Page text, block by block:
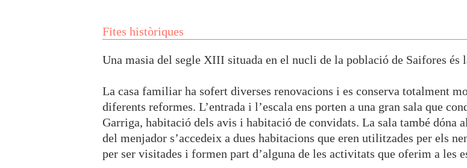
Fites històriques
Una masia del segle XIII situada en el nucli de la població de Saifores és
La casa familiar ha sofert diverses renovacions i es conserva totalment
diferents reformes. L’entrada i l’escala ens porten a una gran sala que
Garriga, habitació dels avis i habitació de convidats. La sala també dóna
del menjador s’accedeix a dues habitacions que eren utilitzades per els
per ser visitades i formen part d’alguna de les activitats que oferim a les